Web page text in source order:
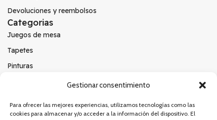
Gestionar consentimiento
Para ofrecer las mejores experiencias, utilizamos tecnologías como las
cookies para almacenar y/o acceder a la información del dispositivo. El
Devoluciones y reembolsos
Categorias
Juegos de mesa
Tapetes
Pinturas
Instagram